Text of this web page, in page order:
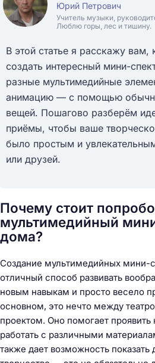
Юрий Петрович
Учитель музыки,
Люблю горы, лес и тишину.
В этой статье я расскажу
создать интересный мини-
разные мультимедийные
анимацию — с помощью
вещей. Пошагово разберём
приёмы, чтобы ваше
было простым и
или друзей.
Почему стоит
мультимедийный
дома?
Создание мультимедийных мини-
отличный способ развивать
новым навыкам и просто весело
основном, это нечто между
проектом. Оно помогает проявить
работать с различными
также дает возможность показать